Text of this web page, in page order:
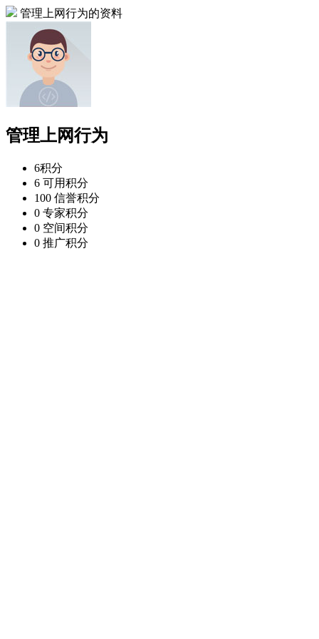
管理上网行为的资料
管理上网行为
6积分
6 可用积分
100 信誉积分
0 专家积分
0 空间积分
0 推广积分